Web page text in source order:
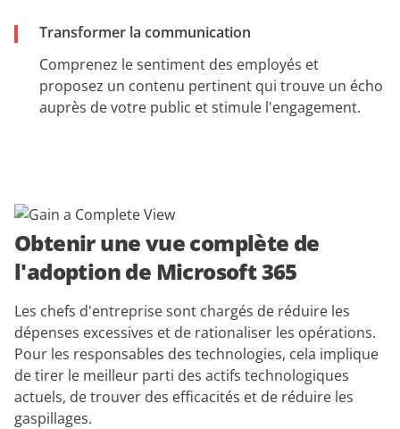
Transformer la communication
Comprenez le sentiment des employés et
proposez un contenu pertinent qui trouve un écho
auprès de votre public et stimule l'engagement.
Obtenir une vue complète de
l'adoption de Microsoft 365
Les chefs d'entreprise sont chargés de réduire les
dépenses excessives et de rationaliser les opérations.
Pour les responsables des technologies, cela implique
de tirer le meilleur parti des actifs technologiques
actuels, de trouver des efficacités et de réduire les
gaspillages.